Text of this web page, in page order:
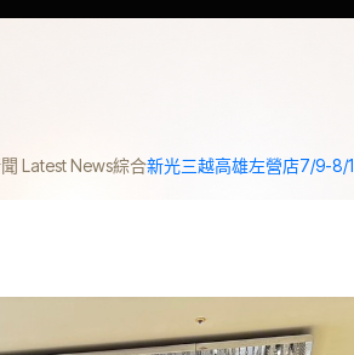
議 醫美實測 旅遊
親子文教
Latest News綜合新光三越高雄左營店7/9-